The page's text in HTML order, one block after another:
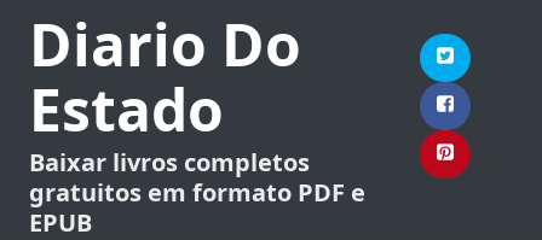
Diario Do
Estado
Baixar livros completos
gratuitos em formato PDF e
EPUB